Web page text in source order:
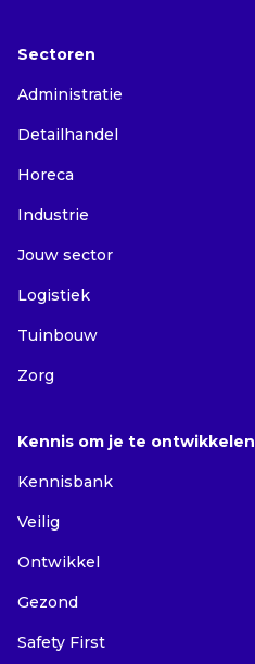
Sectoren
Administratie
Detailhandel
Horeca
Industrie
Jouw sector
Logistiek
Tuinbouw
Zorg
Kennis om je te ontwikkelen
Kennisbank
Veilig
Ontwikkel
Gezond
Safety First